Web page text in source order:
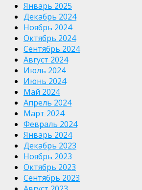
Январь 2025
Декабрь 2024
Ноябрь 2024
Октябрь 2024
Сентябрь 2024
Август 2024
Июль 2024
Июнь 2024
Май 2024
Апрель 2024
Март 2024
Февраль 2024
Январь 2024
Декабрь 2023
Ноябрь 2023
Октябрь 2023
Сентябрь 2023